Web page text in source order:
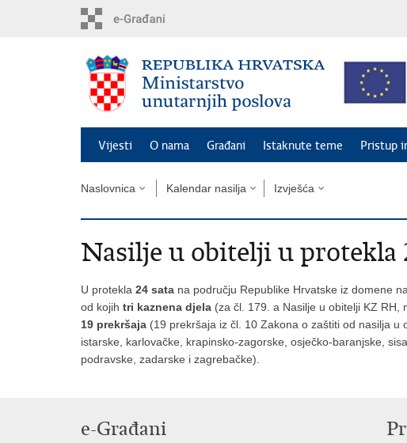
Vijesti O nama Građani Istaknute teme Pristup
Naslovnica Kalendar nasilja Izvješća
Nasilje u obitelji u protekla
U protekla 24 sata na području Republike Hrvatske iz domene
od kojih tri kaznena djela (za čl. 179. a Nasilje u obitelji KZ
19 prekršaja (19 prekršaja iz čl. 10 Zakona o zaštiti od nasilja u
istarske, karlovačke, krapinsko-zagorske, osječko-baranjske,
podravske, zadarske i zagrebačke).
e-Građani